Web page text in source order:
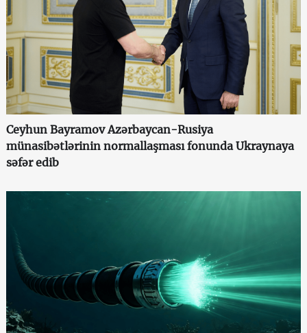
Ceyhun Bayramov Azərbaycan-Rusiya
münasibətlərinin normallaşması fonunda Ukraynaya
səfər edib